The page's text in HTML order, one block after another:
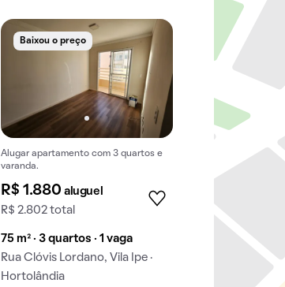
Baixou o preço
Alugar apartamento com 3 quartos e
varanda.
R$ 1.880 aluguel
R$ 2.802 total
75 m² · 3 quartos · 1 vaga
Rua Clóvis Lordano, Vila Ipe ·
Hortolândia